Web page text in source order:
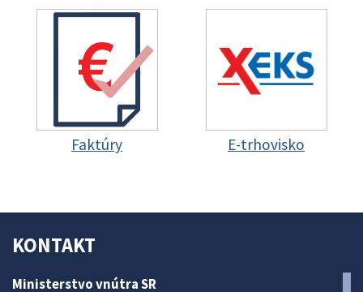
Faktúry E-trhovisko
KONTAKT
Ministerstvo vnútra SR